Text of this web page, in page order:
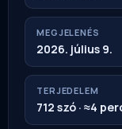
MEGJELENÉS
2026. július 9.
TERJEDELEM
712 szó · ≈4